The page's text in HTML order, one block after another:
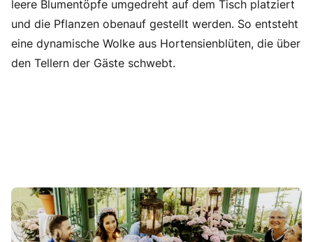
leere Blumentöpfe umgedreht auf dem Tisch platziert
und die Pflanzen obenauf gestellt werden. So entsteht
eine dynamische Wolke aus Hortensienblüten, die über
den Tellern der Gäste schwebt.